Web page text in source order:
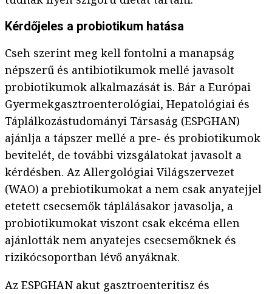
Kérdőjeles a probiotikum hatása
Cseh szerint meg kell fontolni a manapság
népszerű és antibiotikumok mellé javasolt
probiotikumok alkalmazását is. Bár a Európai
Gyermekgasztroenterológiai, Hepatológiai és
Táplálkozástudományi Társaság (ESPGHAN)
ajánlja a tápszer mellé a pre- és probiotikumok
bevitelét, de további vizsgálatokat javasolt a
kérdésben. Az Allergológiai Világszervezet
(WAO) a prebiotikumokat a nem csak anyatejjel
etetett csecsemők táplálásakor javasolja, a
probiotikumokat viszont csak ekcéma ellen
ajánlották nem anyatejes csecsemőknek és
rizikócsoportban lévő anyáknak.
Az ESPGHAN akut gasztroenteritisz és